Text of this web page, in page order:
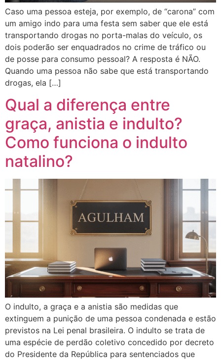
Caso uma pessoa esteja, por exemplo, de “carona” com
um amigo indo para uma festa sem saber que ele está
transportando drogas no porta-malas do veículo, os
dois poderão ser enquadrados no crime de tráfico ou
de posse para consumo pessoal? A resposta é NÃO.
Quando uma pessoa não sabe que está transportando
drogas, ela […]
Qual a diferença entre
graça, anistia e indulto?
Como funciona o indulto
natalino?
O indulto, a graça e a anistia são medidas que
extinguem a punição de uma pessoa condenada e estão
previstos na Lei penal brasileira. O indulto se trata de
uma espécie de perdão coletivo concedido por decreto
do Presidente da República para sentenciados que